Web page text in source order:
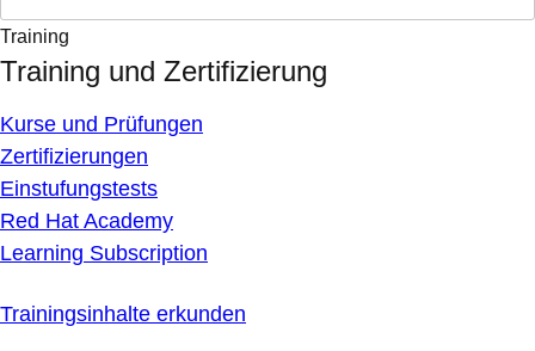
Training
Training und Zertifizierung
Kurse und Prüfungen
Zertifizierungen
Einstufungstests
Red Hat Academy
Learning Subscription
Trainingsinhalte erkunden